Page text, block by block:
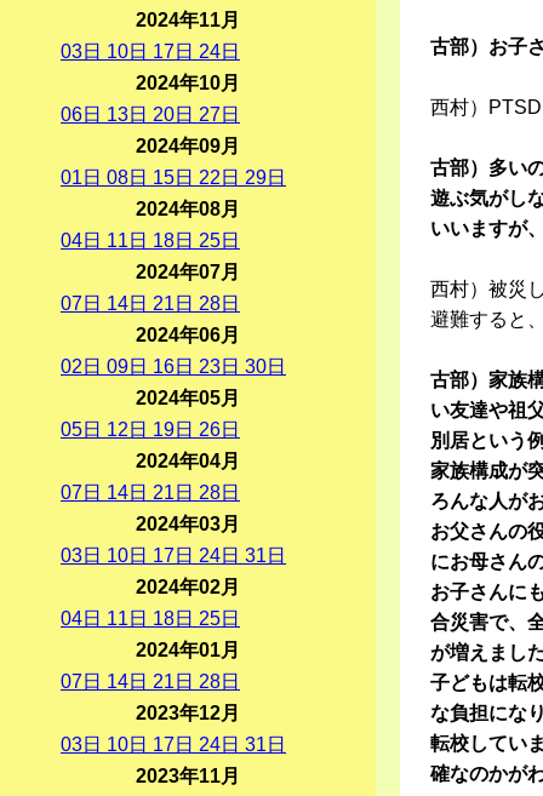
古部）お子
西村）
古部）多い
遊ぶ気がし
いいますが
西村）被災
避難すると
古部）家族
い友達や祖
別居という
家族構成が
ろんな人が
お父さんの
にお母さん
お子さんに
合災害で、
が増えまし
子どもは転
な負担にな
転校してい
確なのかが
2024年11月
03日 10日 17日 24日
2024年10月
06日 13日 20日 27日
2024年09月
01 日 08日 15日 22 日 29日
2024年08月
04日 11 日 18日 25日
2024年07月
07日 14日 21 日 28日
2024年06月
02 日 09日 16日 23日 30日
2024年05月
05日 12 日 19日 26日
2024年04月
07日 14日 21 日 28日
2024年03月
03日 10日 17日 24日 31 日
2024年02月
04日 11 日 18日 25日
2024年01月
07日 14日 21 日 28日
2023年12月
03日 10日 17日 24日 31 日
2023年11月